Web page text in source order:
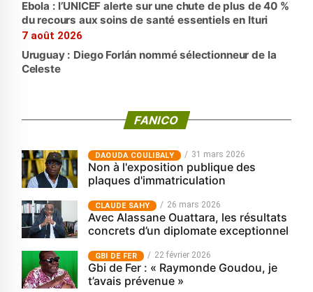
Ebola : l’UNICEF alerte sur une chute de plus de 40 %
du recours aux soins de santé essentiels en Ituri
7 août 2026
Uruguay : Diego Forlán nommé sélectionneur de la
Celeste
FANICO
‎DAOUDA COULIBALY 31 mars 2026
Non à l'exposition publique des
plaques d'immatriculation
CLAUDE SAHY 26 mars 2026
Avec Alassane Ouattara, les résultats
concrets d’un diplomate exceptionnel
GBI DE FER 22 février 2026
Gbi de Fer : « Raymonde Goudou, je
t’avais prévenue »